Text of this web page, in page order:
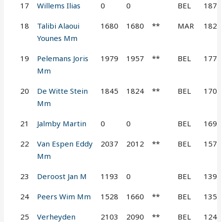
17 Willems Ilias 0 0 BEL 187
18
Talibi Alaoui
Younes Mm
1680 1680 ** MAR 182
19
Pelemans Joris
Mm
1979 1957 ** BEL 177
20
De Witte Stein
Mm
1845 1824 ** BEL 170
21 Jalmby Martin 0 0 BEL 169
22
Van Espen Eddy
Mm
2037 2012 ** BEL 157
23 Deroost Jan M 1193 0 BEL 139
24 Peers Wim Mm 1528 1660 ** BEL 135
25
Verheyden
2103 2090 ** BEL 124